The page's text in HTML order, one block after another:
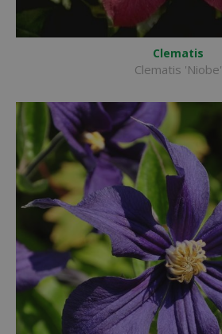
Clematis
Clematis 'Niobe'